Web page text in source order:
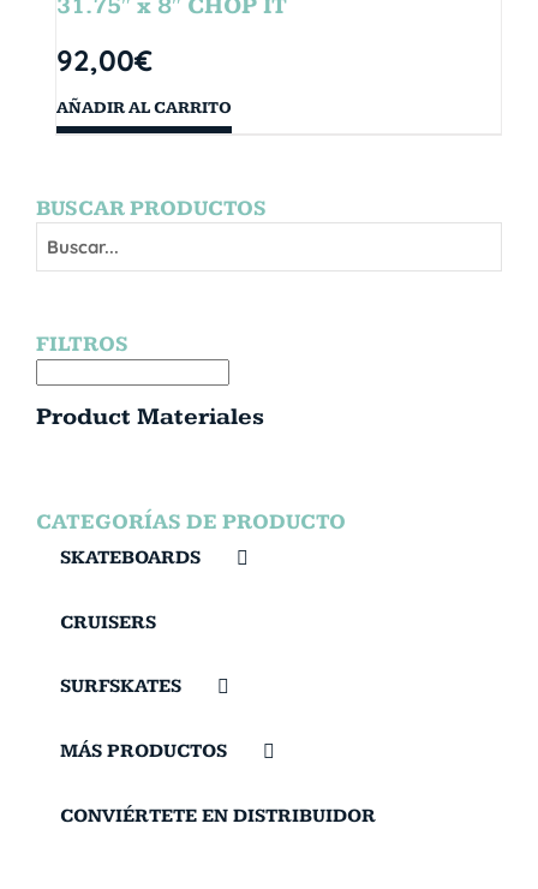
92,00€
AÑADIR AL CARRITO
BUSCAR PRODUCTOS
FILTROS
Product Materiales
CATEGORÍAS DE PRODUCTO
SKATEBOARDS
CRUISERS
SURFSKATES
MÁS PRODUCTOS
CONVIÉRTETE EN DISTRIBUIDOR